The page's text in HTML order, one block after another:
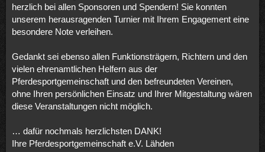
herzlich bei allen Sponsoren und Spendern! Sie konnten
unserem herausragenden Turnier mit Ihrem Engagement eine
besondere Note verleihen.
Gedankt sei ebenso allen Funktionsträgern, Richtern und den
vielen ehrenamtlichen Helfern aus der
Pferdesportgemeinschaft und den befreundeten Vereinen,
ohne Ihren persönlichen Einsatz und Ihrer Mitgestaltung wären
diese Veranstaltungen nicht möglich.
… dafür nochmals herzlichsten DANK!
Ihre Pferdesportgemeinschaft e.V. Lähden